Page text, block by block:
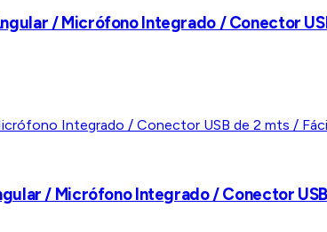
/ Micrófono Integrado / Conector
/ Micrófono Integrado / Conector